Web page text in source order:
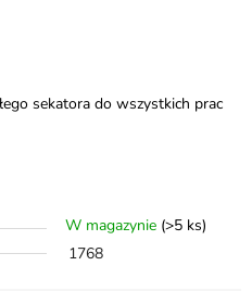
sekatora do wszystkich prac
W magazynie (>5 ks)
1768